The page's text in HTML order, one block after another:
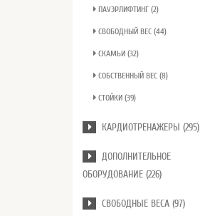
ПАУЭРЛИФТИНГ (2)
СВОБОДНЫЙ ВЕС (44)
СКАМЬИ (32)
СОБСТВЕННЫЙ ВЕС (8)
СТОЙКИ (39)
КАРДИОТРЕНАЖЕРЫ (295)
ДОПОЛНИТЕЛЬНОЕ
ОБОРУДОВАНИЕ (226)
СВОБОДНЫЕ ВЕСА (97)